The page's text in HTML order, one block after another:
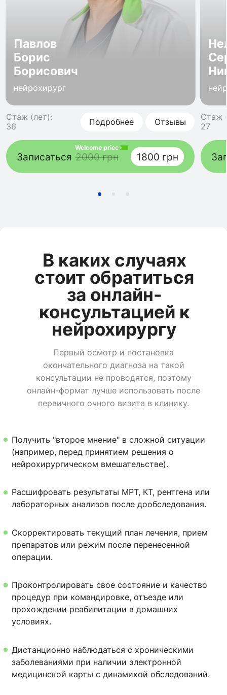
Павлов
Борис
Борисович
нейрохирург
Стаж (лет):
36
Подробнее Отзывы
Записаться
Welcome price
2000 грн 1800 грн
Стаж
27
В каких случаях
стоит обратиться
за онлайн-
консультацией к
нейрохирургу
Первый осмотр и постановка
окончательного диагноза на такой
консультации не проводятся, поэтому
онлайн-формат лучше использовать после
первичного очного визита в клинику.
Получить "второе мнение" в сложной ситуации
(например, перед принятием решения о
нейрохирургическом вмешательстве).
Расшифровать результаты МРТ, КТ, рентгена или
лабораторных анализов после дообследования.
Скорректировать текущий план лечения, прием
препаратов или режим после перенесенной
операции.
Проконтролировать свое состояние и качество
процедур при командировке, отъезде или
прохождении реабилитации в домашних
условиях.
Дистанционно наблюдаться с хроническими
заболеваниями при наличии электронной
медицинской карты с динамикой обследований.